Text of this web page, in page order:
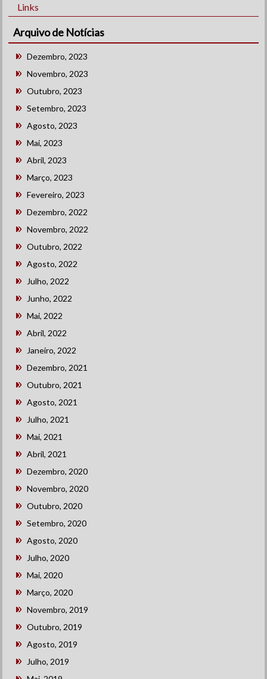
Links
Arquivo de Notícias
Dezembro, 2023
Novembro, 2023
Outubro, 2023
Setembro, 2023
Agosto, 2023
Mai, 2023
Abril, 2023
Março, 2023
Fevereiro, 2023
Dezembro, 2022
Novembro, 2022
Outubro, 2022
Agosto, 2022
Julho, 2022
Junho, 2022
Mai, 2022
Abril, 2022
Janeiro, 2022
Dezembro, 2021
Outubro, 2021
Agosto, 2021
Julho, 2021
Mai, 2021
Abril, 2021
Dezembro, 2020
Novembro, 2020
Outubro, 2020
Setembro, 2020
Agosto, 2020
Julho, 2020
Mai, 2020
Março, 2020
Novembro, 2019
Outubro, 2019
Agosto, 2019
Julho, 2019